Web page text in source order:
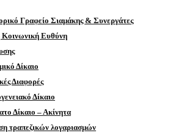
Γραφείο Σιαμάκης & Συνεργάτες
Κοινωνική Ευθύνη
Δίκαιο
Διαφορές
Δίκαιο
Δίκαιο – Ακίνητα
τραπεζικών λογαριασμών